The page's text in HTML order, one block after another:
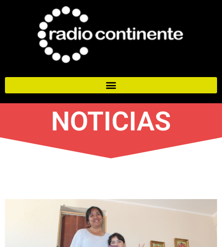
NOTICIAS